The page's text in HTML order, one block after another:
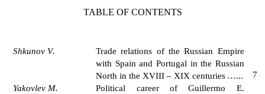
TABLE OF CONTENTS
Shkunov V.
Trade relations of the Russian Empire
with Spain and Portugal in the Russian
North in the XVIII – XIX centuries …...
7
Yakovlev M. Political career of Guillermo E.